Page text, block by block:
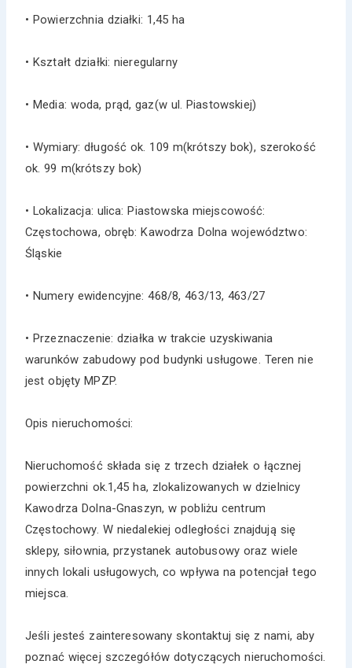
• Powierzchnia działki: 1,45 ha
• Kształt działki: nieregularny
• Media: woda, prąd, gaz(w ul. Piastowskiej)
• Wymiary: długość ok. 109 m(krótszy bok), szerokość
ok. 99 m(krótszy bok)
• Lokalizacja: ulica: Piastowska miejscowość:
Częstochowa, obręb: Kawodrza Dolna województwo:
Śląskie
• Numery ewidencyjne: 468/8, 463/13, 463/27
• Przeznaczenie: działka w trakcie uzyskiwania
warunków zabudowy pod budynki usługowe. Teren nie
jest objęty MPZP.
Opis nieruchomości:
Nieruchomość składa się z trzech działek o łącznej
powierzchni ok.1,45 ha, zlokalizowanych w dzielnicy
Kawodrza Dolna-Gnaszyn, w pobliżu centrum
Częstochowy. W niedalekiej odległości znajdują się
sklepy, siłownia, przystanek autobusowy oraz wiele
innych lokali usługowych, co wpływa na potencjał tego
miejsca.
Jeśli jesteś zainteresowany skontaktuj się z nami, aby
poznać więcej szczegółów dotyczących nieruchomości.